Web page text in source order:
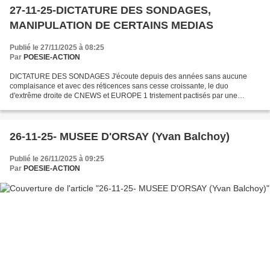
27-11-25-DICTATURE DES SONDAGES,
MANIPULATION DE CERTAINS MEDIAS
Publié le 27/11/2025 à 08:25
Par POESIE-ACTION
DICTATURE DES SONDAGES J'écoute depuis des années sans aucune
complaisance et avec des réticences sans cesse croissante, le duo
d'extrême droite de CNEWS et EUROPE 1 tristement pactisés par une
26-11-25- MUSEE D'ORSAY (Yvan Balchoy)
Publié le 26/11/2025 à 09:25
Par POESIE-ACTION